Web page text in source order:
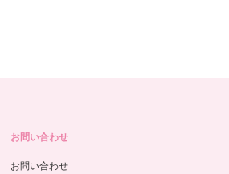
お問い合わせ
お問い合わせ